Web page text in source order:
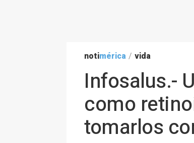
notimérica / vida
Infosalus.-
como
tomarlos